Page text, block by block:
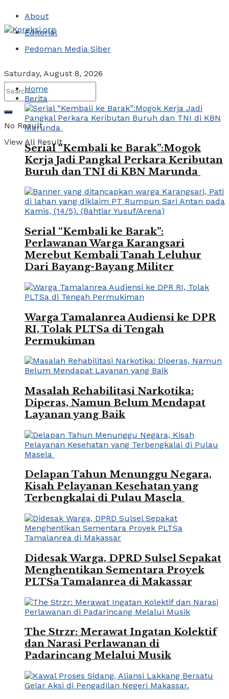
About
Editorial
Pedoman Media Siber
Saturday, August 8, 2026
No Result
View All Result
Home
Berita
Serial “Kembali ke Barak”:Mogok
Kerja Jadi Pangkal Perkara Keributan
Buruh dan TNI di KBN Marunda
Serial “Kembali ke Barak”:
Perlawanan Warga Karangsari
Merebut Kembali Tanah Leluhur
Dari Bayang-Bayang Militer
Warga Tamalanrea Audiensi ke DPR
RI, Tolak PLTSa di Tengah
Permukiman
Masalah Rehabilitasi Narkotika:
Diperas, Namun Belum Mendapat
Layanan yang Baik
Delapan Tahun Menunggu Negara,
Kisah Pelayanan Kesehatan yang
Terbengkalai di Pulau Masela
Didesak Warga, DPRD Sulsel Sepakat
Menghentikan Sementara Proyek
PLTSa Tamalanrea di Makassar
The Strzr: Merawat Ingatan Kolektif
dan Narasi Perlawanan di
Padarincang Melalui Musik